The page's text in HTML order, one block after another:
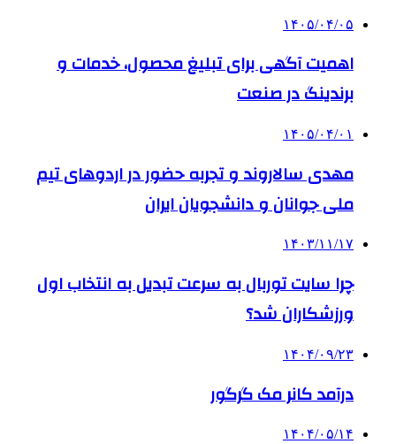
۱۴۰۵/۰۴/۰۵
اهمیت آگهی برای تبلیغ محصول، خدمات و
برندینگ در صنعت
۱۴۰۵/۰۴/۰۱
مهدی سالاروند و تجربه حضور در اردوهای تیم
ملی جوانان و دانشجویان ایران
۱۴۰۳/۱۱/۱۷
چرا سایت توربال به ‌سرعت تبدیل به انتخاب اول
ورزشکاران شد؟
۱۴۰۴/۰۹/۲۳
درآمد کانر مک گرگور
۱۴۰۴/۰۵/۱۴